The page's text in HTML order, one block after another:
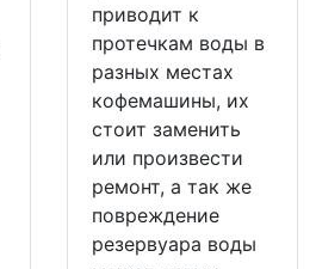
приводит к
протечкам воды в
разных местах
кофемашины, их
стоит заменить
или произвести
ремонт, а так же
повреждение
резервуара воды